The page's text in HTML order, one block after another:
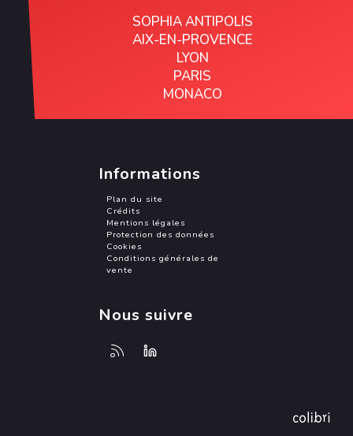
SOPHIA ANTIPOLIS
AIX-EN-PROVENCE
LYON
PARIS
MONACO
Informations
Plan du site
Crédits
Mentions légales
Protection des données
Cookies
Conditions générales de
vente
Nous suivre